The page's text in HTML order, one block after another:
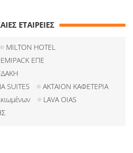
ΕΤΑΙΡΕΙΕΣ
MILTON HOTEL
ΕΠΕ
SUITES
ΑΚΤΑΙΟΝ ΚΑΦΕΤΕΡΙΑ
LAVA OIAS